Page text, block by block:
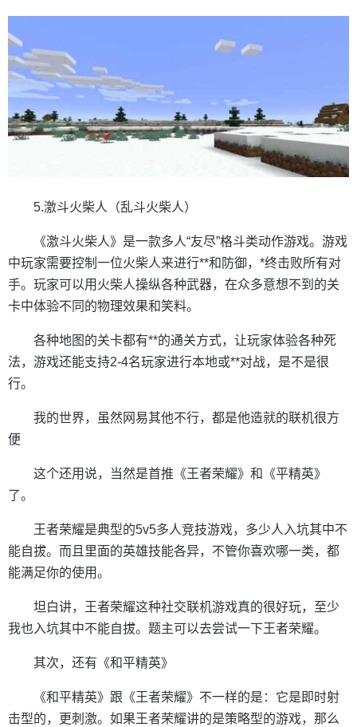
5.激斗火柴人（乱斗火柴人）
《激斗火柴人》是一款多人“友尽”格斗类动作游戏。游戏
中玩家需要控制一位火柴人来进行**和防御，*终击败所有对
手。玩家可以用火柴人操纵各种武器，在众多意想不到的关
卡中体验不同的物理效果和笑料。
各种地图的关卡都有**的通关方式，让玩家体验各种死
法，游戏还能支持2-4名玩家进行本地或**对战，是不是很
行。
我的世界，虽然网易其他不行，都是他造就的联机很方
便
这个还用说，当然是首推《王者荣耀》和《平精英》
了。
王者荣耀是典型的5v5多人竞技游戏，多少人入坑其中不
能自拔。而且里面的英雄技能各异，不管你喜欢哪一类，都
能满足你的使用。
坦白讲，王者荣耀这种社交联机游戏真的很好玩，至少
我也入坑其中不能自拔。题主可以去尝试一下王者荣耀。
其次，还有《和平精英》
《和平精英》跟《王者荣耀》不一样的是：它是即时射
击型的，更刺激。如果王者荣耀讲的是策略型的游戏，那么